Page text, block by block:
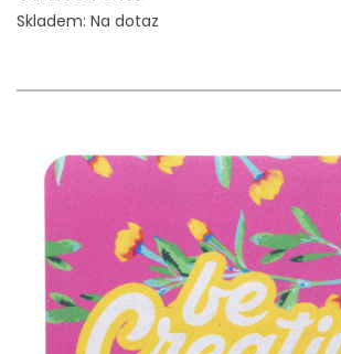
Skladem: Na dotaz